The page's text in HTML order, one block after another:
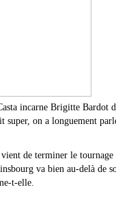
incarne Brigitte Bardot
super, on a longuement
vient de terminer le
va bien au-delà de
t-elle.